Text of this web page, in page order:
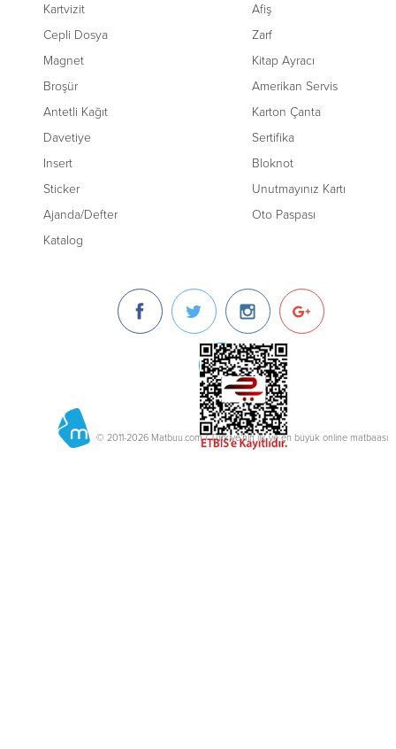
Kartvizit
Cepli Dosya
Magnet
Broşür
Antetli Kağıt
Davetiye
Insert
Sticker
Ajanda/Defter
Katalog
Afiş
Zarf
Kitap Ayracı
Amerikan Servis
Karton Çanta
Sertifika
Bloknot
Unutmayınız Kartı
Oto Paspası
© 2011-2026 Matbuu.com / Türkiye'nin ilk ve en büyük online matbaası